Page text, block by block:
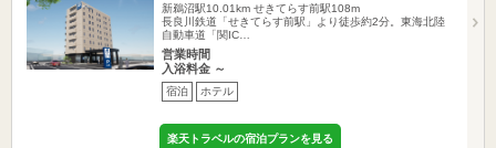
新鵜沼駅10.01km せきてらす前駅108m
長良川鉄道「せきてらす前駅」より徒歩約2分。東海北陸
自動車道「関IC…
営業時間
入浴料金 ～
宿泊 ホテル
楽天トラベルの宿泊プランを見る